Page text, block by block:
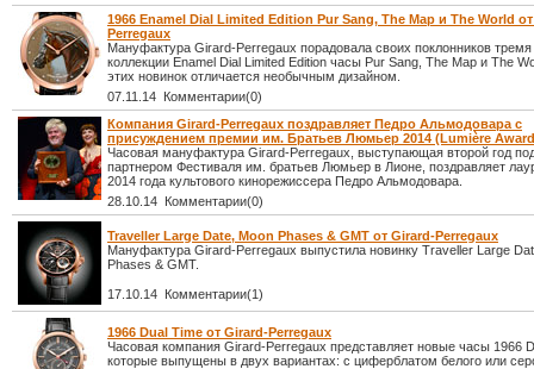
1966 Enamel Dial Limited Edition Pur Sang, The Map и The World
Perregaux
Мануфактура Girard-Perregaux порадовала своих поклонников
коллекции Enamel Dial Limited Edition часы Pur Sang, The Map и The
этих новинок отличается необычным дизайном.
07.11.14 Комментарии(0)
Компания Girard-Perregaux поздравляет Педро Альмодовара с
присуждением премии им. Братьев Люмьер 2014 (Lumière
Часовая мануфактура Girard-Perregaux, выступающая второй год
партнером Фестиваля им. братьев Люмьер в Лионе, поздравляет
2014 года культового кинорежиссера Педро Альмодовара.
28.10.14 Комментарии(0)
Traveller Large Date, Moon Phases & GMT от Girard-Perregaux
Мануфактура Girard-Perregaux выпустила новинку Traveller Large
Phases & GMT.
17.10.14 Комментарии(1)
1966 Dual Time от Girard-Perregaux
Часовая компания Girard-Perregaux представляет новые часы 1966
которые выпущены в двух вариантах: с циферблатом белого или